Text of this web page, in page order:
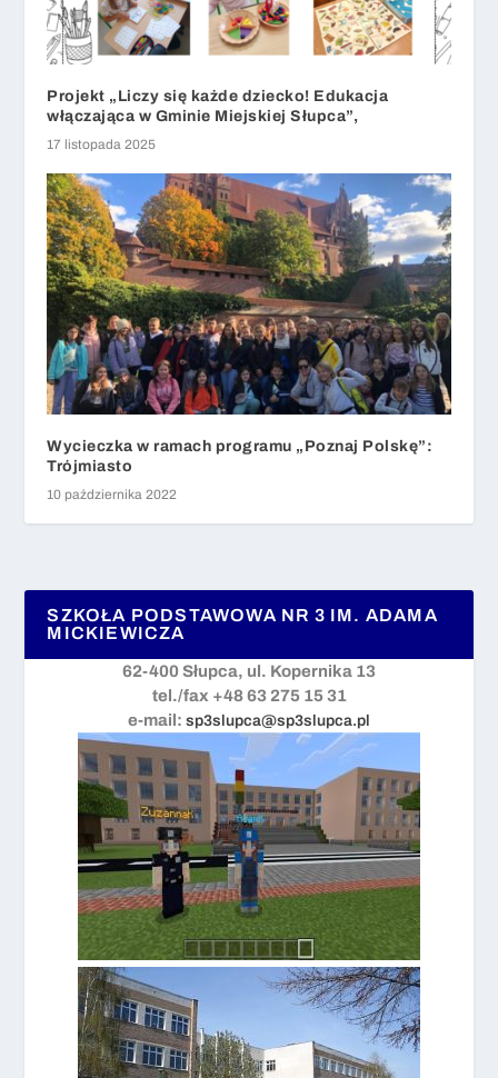
Projekt „Liczy się każde dziecko! Edukacja
włączająca w Gminie Miejskiej Słupca”,
17 listopada 2025
Wycieczka w ramach programu „Poznaj Polskę”:
Trójmiasto
10 października 2022
SZKOŁA PODSTAWOWA NR 3 IM. ADAMA
MICKIEWICZA
62-400 Słupca, ul. Kopernika 13
tel./fax +48 63 275 15 31
e-mail: sp3slupca@sp3slupca.pl